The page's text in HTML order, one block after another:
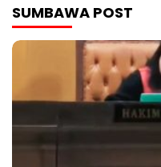
SUMBAWA POST